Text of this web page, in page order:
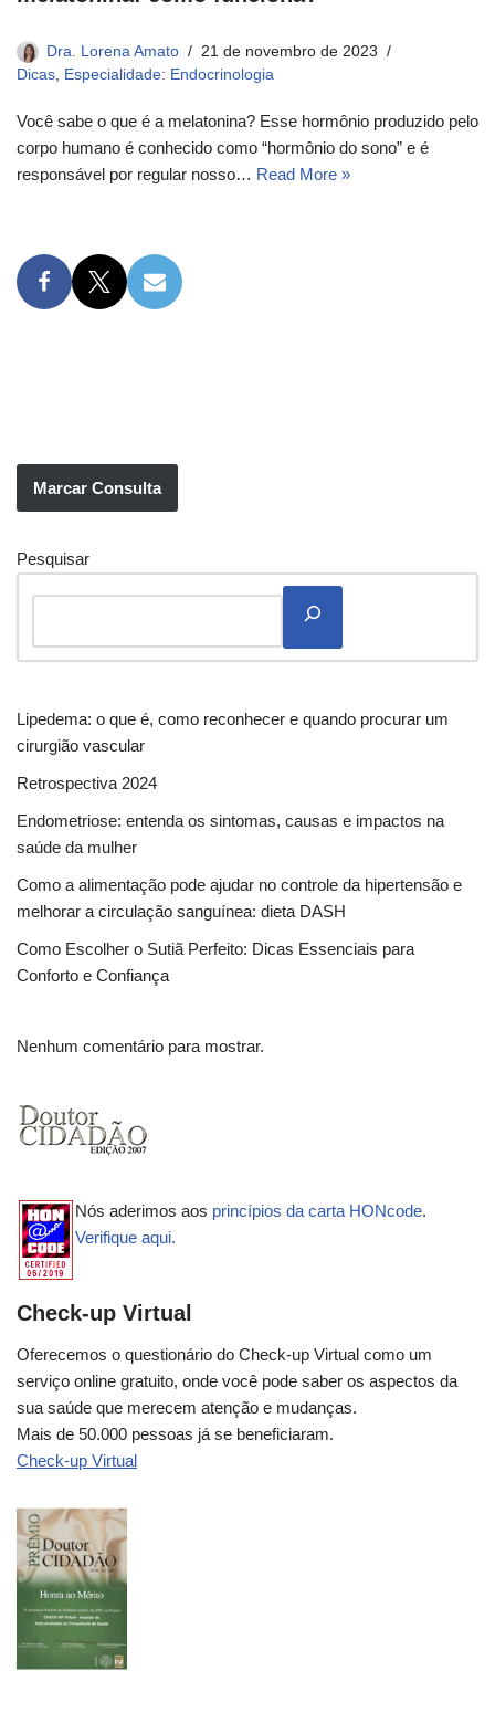
Dra. Lorena Amato
21 de novembro de 2023
Dicas
Especialidade: Endocrinologia
Você sabe o que é a melatonina? Esse hormônio produzido pelo
corpo humano é conhecido como “hormônio do sono” e é
responsável por regular nosso… Read More »
Marcar Consulta
Pesquisar
Lipedema: o que é, como reconhecer e quando procurar um
cirurgião vascular
Retrospectiva 2024
Endometriose: entenda os sintomas, causas e impactos na
saúde da mulher
Como a alimentação pode ajudar no controle da hipertensão e
melhorar a circulação sanguínea: dieta DASH
Como Escolher o Sutiã Perfeito: Dicas Essenciais para
Conforto e Confiança
Nenhum comentário para mostrar.
Nós aderimos aos princípios da carta HONcode.
Verifique aqui.
Check-up Virtual
Oferecemos o questionário do Check-up Virtual como um
serviço online gratuito, onde você pode saber os aspectos da
sua saúde que merecem atenção e mudanças.
Mais de 50.000 pessoas já se beneficiaram.
Check-up Virtual